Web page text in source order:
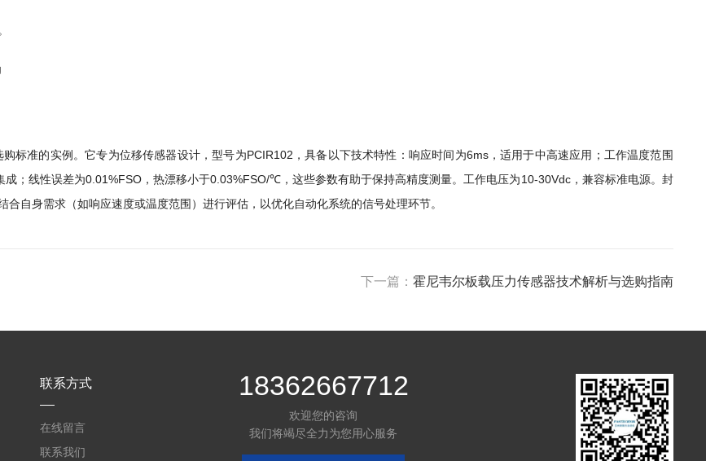
标准的实例。它专为位移传感器设计，型号为PCIR102，具备以下技术特性：响应时间为6ms，适用于中高速应用；工作温度范围
；线性误差为0.01%FSO，热漂移小于0.03%FSO/℃，这些参数有助于保持高精度测量。工作电压为10-30Vdc，兼容标准电源。封
自身需求（如响应速度或温度范围）进行评估，以优化自动化系统的信号处理环节。
下一篇： 霍尼韦尔板载压力传感器技术解析与选购指南
联系方式
在线留言
联系我们
18362667712
欢迎您的咨询
我们将竭尽全力为您用心服务